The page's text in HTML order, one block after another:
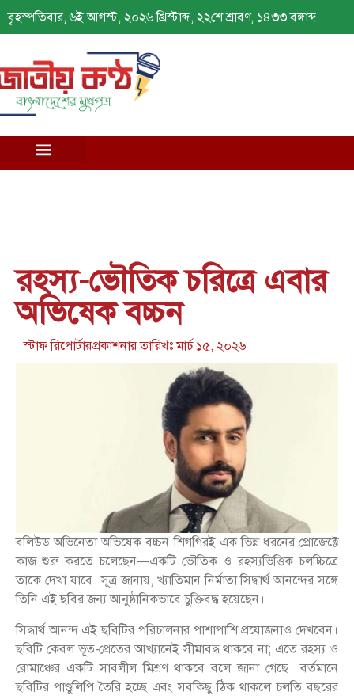
বৃহস্পতিবার, ৬ই আগস্ট, ২০২৬ খ্রিস্টাব্দ, ২২শে শ্রাবণ, ১৪৩৩ বঙ্গাব্দ
রহস্য-ভৌতিক চরিত্রে এবার
অভিষেক বচ্চন
স্টাফ রিপোর্টারপ্রকাশনার তারিখঃমার্চ ১৫, ২০২৬
বলিউড অভিনেতা অভিষেক বচ্চন শিগগিরই এক ভিন্ন ধরনের প্রোজেক্টে
কাজ শুরু করতে চলেছেন—একটি ভৌতিক ও রহস্যভিত্তিক চলচ্চিত্রে
তাকে দেখা যাবে। সূত্র জানায়, খ্যাতিমান নির্মাতা সিদ্ধার্থ আনন্দের সঙ্গে
তিনি এই ছবির জন্য আনুষ্ঠানিকভাবে চুক্তিবদ্ধ হয়েছেন।
সিদ্ধার্থ আনন্দ এই ছবিটির পরিচালনার পাশাপাশি প্রযোজনাও দেখবেন।
ছবিটি কেবল ভূত-প্রেতের আখ্যানেই সীমাবদ্ধ থাকবে না; এতে রহস্য ও
রোমাঞ্চের একটি সাবলীল মিশ্রণ থাকবে বলে জানা গেছে। বর্তমানে
ছবিটির পাণ্ডুলিপি তৈরি হচ্ছে এবং সবকিছু ঠিক থাকলে চলতি বছরের